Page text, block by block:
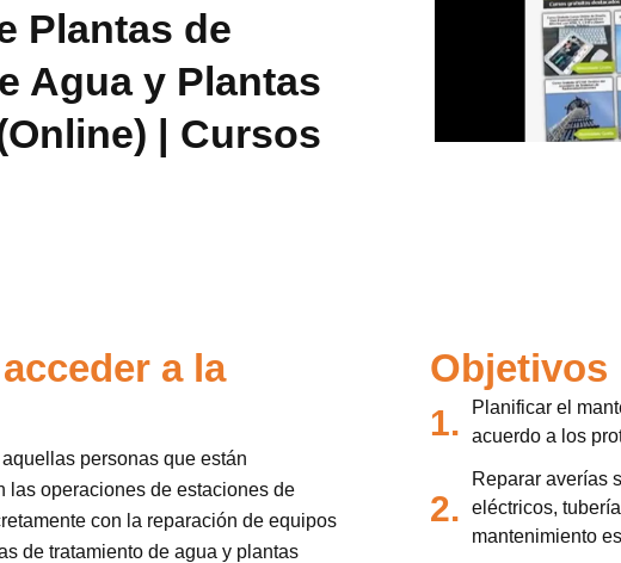
Plantas de
Agua y Plantas
| Cursos
a la
personas que están
las operaciones de estaciones de
con la reparación de equipos
de tratamiento de agua y plantas
Objetivos
1.
Planificar el
acuerdo a los
2.
Reparar averías
eléctricos,
mantenimiento